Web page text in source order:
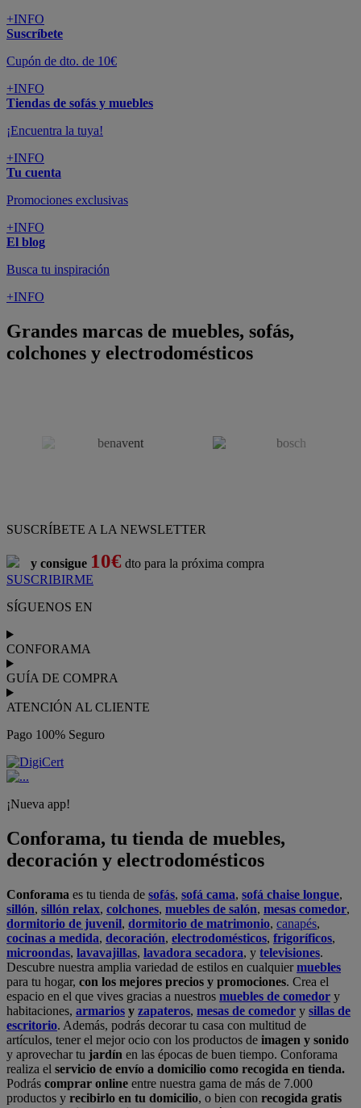
+INFO
Suscríbete
Cupón de dto. de 10€
+INFO
Tiendas de sofás y muebles
¡Encuentra la tuya!
+INFO
Tu cuenta
Promociones exclusivas
+INFO
El blog
Busca tu inspiración
+INFO
Grandes marcas de muebles, sofás,
colchones y electrodomésticos
SUSCRÍBETE A LA NEWSLETTER
y consigue 10€ dto para la próxima compra
SUSCRIBIRME
SÍGUENOS EN
CONFORAMA
GUÍA DE COMPRA
ATENCIÓN AL CLIENTE
Pago 100% Seguro
¡Nueva app!
Conforama, tu tienda de muebles,
decoración y electrodomésticos
Conforama es tu tienda de sofás, sofá cama, sofá chaise longue,
sillón, sillón relax, colchones, muebles de salón, mesas comedor,
dormitorio de juvenil, dormitorio de matrimonio, canapés,
cocinas a medida, decoración, electrodomésticos, frigoríficos,
microondas, lavavajillas, lavadora secadora, y televisiones.
Descubre nuestra amplia variedad de estilos en cualquiermuebles
para tu hogar, con los mejores precios y promociones. Crea el
espacio en el que vives gracias a nuestros muebles de comedor y
habitaciones, armarios y zapateros, mesas de comedor y sillas de
escritorio. Además, podrás decorar tu casa con multitud de
artículos, tener el mejor ocio con los productos de imagen y sonido
y aprovechar tu jardín en las épocas de buen tiempo. Conforama
realiza el servicio de envío a domicilio como recogida en tienda.
Podrás comprar online entre nuestra gama de más de 7.000
productos y recibirlo en tu domicilio, o bien con recogida gratis